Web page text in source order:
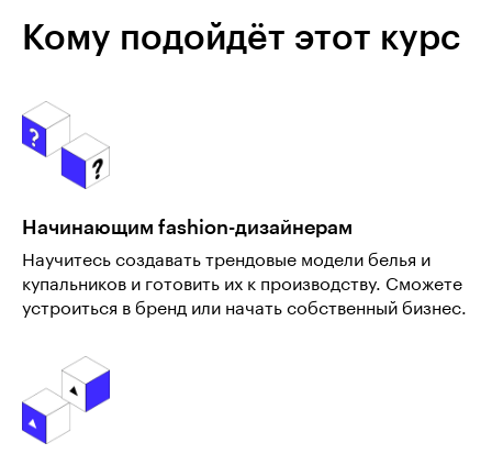
Кому подойдёт этот курс
Начинающим fashion-дизайнерам
Научитесь создавать трендовые модели белья и
купальников и готовить их к производству. Сможете
устроиться в бренд или начать собственный бизнес.